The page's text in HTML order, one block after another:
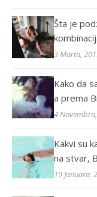
Šta je
3 Marta,
Kako da
a prema
4
Kakvi su
na stvar,
19 Januara,